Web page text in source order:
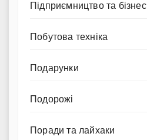
Підприємництво та бізнес
Побутова техніка
Подарунки
Подорожі
Поради та лайхаки